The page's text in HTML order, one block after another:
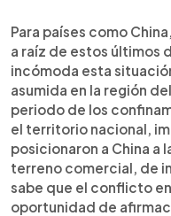
Para países como
a raíz de estos últimos
incómoda esta
asumida en la región
periodo de los
el territorio nacional,
posicionaron a China a
terreno comercial, de
sabe que el conflicto
oportunidad de